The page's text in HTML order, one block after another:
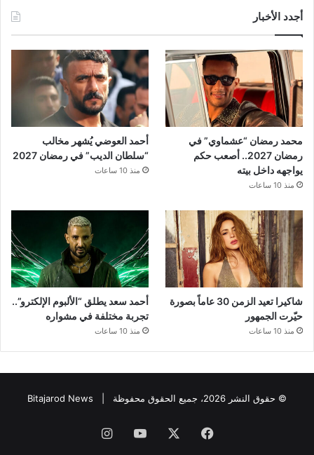
أجدد الأخبار
محمد رمضان “عشماوي” في
رمضان 2027.. أصعب حكم
يواجهه داخل بيته
منذ 10 ساعات
أحمد العوضي يُشهر مخالب
“سلطان الديب” في رمضان 2027
منذ 10 ساعات
شاكيرا تعيد الزمن 30 عاماً بصورة
حيّرت الجمهور
منذ 10 ساعات
أحمد سعد يطلق “الألبوم الإلكترو”..
تجربة مختلفة في مشواره
منذ 10 ساعات
© حقوق النشر 2026، جميع الحقوق محفوظة | Bitajarod News
فيسبوك ‫YouTubeانستقرام